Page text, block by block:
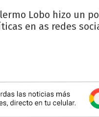
Lobo hizo un
en as redes